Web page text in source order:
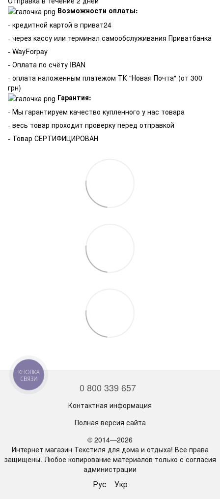
Возможности оплаты:
- кредитной картой в приват24
- через кассу или терминал самообслуживания Приватбанка
- WayForpay
- Оплата по счёту IBAN
- оплата наложенным платежом ТК "Новая Почта" (от 300
грн)
Гарантия:
- Мы гарантируем качество купленного у нас товара
- весь товар проходит проверку перед отправкой
- Товар СЕРТИФИЦИРОВАН
0 800 339 657
Контактная информация
Полная версия сайта
© 2014—2026
Интернет магазин Текстиля для дома и отдыха! Все права
защищены. Любое копирование материалов только с согласия
администрации
Рус Укр
КНОПКА
СВЯЗИ